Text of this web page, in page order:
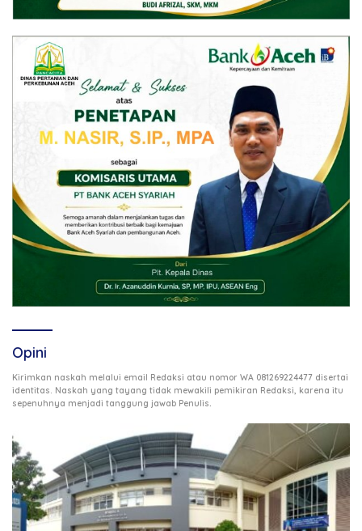
Opini
Kirimkan naskah melalui email Redaksi atau nomor WA 081269224477 disertai
identitas. Naskah yang tayang tidak mewakili pemikiran Redaksi, karena itu
sepenuhnya menjadi tanggung jawab Penulis